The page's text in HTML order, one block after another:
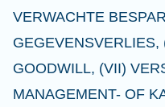
VERWACHTE
GEGEVENSVERLIES,
GOODWILL, (VII)
MANAGEMENT- OF